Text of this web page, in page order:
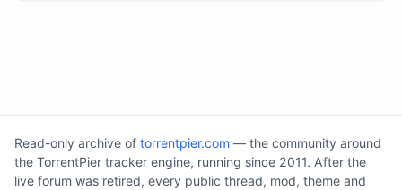
Read-only archive of torrentpier.com — the community around
the TorrentPier tracker engine, running since 2011. After the
live forum was retired, every public thread, mod, theme and